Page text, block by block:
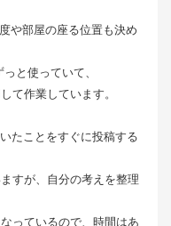
や部屋の座る位置も決め
と使っていて、
て作業しています。
たことをすぐに投稿する
すが、自分の考えを整理
っているので、時間はあ